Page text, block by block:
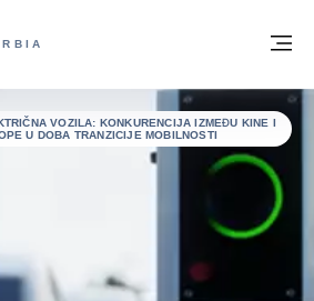
FOR TRADE - POČETNA
VOZILA: KONKURENCIJA IZMEĐU KINE I
U DOBA TRANZICIJE MOBILNOSTI